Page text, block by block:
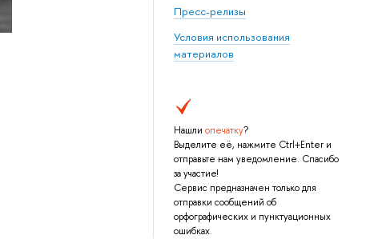
Пресс-релизы
Условия использования
материалов
Нашли опечатку?
Выделите её, нажмите Ctrl+Enter и
отправьте нам уведомление. Спасибо
за участие!
Сервис предназначен только для
отправки сообщений об
орфографических и пунктуационных
ошибках.